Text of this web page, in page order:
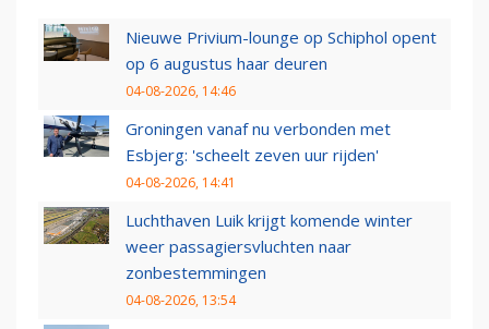
Nieuwe Privium-lounge op Schiphol opent
op 6 augustus haar deuren
04-08-2026, 14:46
Groningen vanaf nu verbonden met
Esbjerg: 'scheelt zeven uur rijden'
04-08-2026, 14:41
Luchthaven Luik krijgt komende winter
weer passagiersvluchten naar
zonbestemmingen
04-08-2026, 13:54